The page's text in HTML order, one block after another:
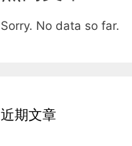
Sorry. No data so far.
近期文章